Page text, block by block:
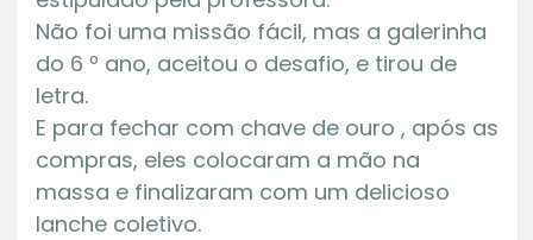
Não foi uma missão fácil, mas a galerinha
do 6 º ano, aceitou o desafio, e tirou de
letra.
E para fechar com chave de ouro , após as
compras, eles colocaram a mão na
massa e finalizaram com um delicioso
lanche coletivo.